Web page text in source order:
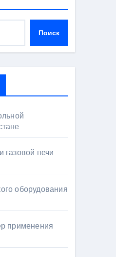
Поиск
печи
оборудования
применения